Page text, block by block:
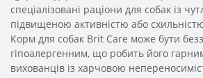
спеціалізовані раціони для собак із
підвищеною активністю або схильністю
Корм для собак Brit Care може бути
гіпоалергенним, що робить його
вихованців із харчовою